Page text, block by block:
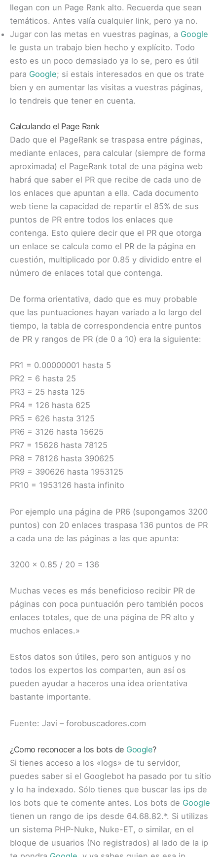
llegan con un Page Rank alto. Recuerda que sean
temáticos. Antes valía cualquier link, pero ya no.
Jugar con las metas en vuestras paginas, a Google
le gusta un trabajo bien hecho y explícito. Todo
esto es un poco demasiado ya lo se, pero es útil
para Google; si estais interesados en que os trate
bien y en aumentar las visitas a vuestras páginas,
lo tendreis que tener en cuenta.
Calculando el Page Rank
Dado que el PageRank se traspasa entre páginas,
mediante enlaces, para calcular (siempre de forma
aproximada) el PageRank total de una página web
habrá que saber el PR que recibe de cada uno de
los enlaces que apuntan a ella. Cada documento
web tiene la capacidad de repartir el 85% de sus
puntos de PR entre todos los enlaces que
contenga. Esto quiere decir que el PR que otorga
un enlace se calcula como el PR de la página en
cuestión, multiplicado por 0.85 y dividido entre el
número de enlaces total que contenga.
De forma orientativa, dado que es muy probable
que las puntuaciones hayan variado a lo largo del
tiempo, la tabla de correspondencia entre puntos
de PR y rangos de PR (de 0 a 10) era la siguiente:
PR1 = 0.00000001 hasta 5
PR2 = 6 hasta 25
PR3 = 25 hasta 125
PR4 = 126 hasta 625
PR5 = 626 hasta 3125
PR6 = 3126 hasta 15625
PR7 = 15626 hasta 78125
PR8 = 78126 hasta 390625
PR9 = 390626 hasta 1953125
PR10 = 1953126 hasta infinito
Por ejemplo una página de PR6 (supongamos 3200
puntos) con 20 enlaces traspasa 136 puntos de PR
a cada una de las páginas a las que apunta:
3200 x 0.85 / 20 = 136
Muchas veces es más beneficioso recibir PR de
páginas con poca puntuación pero también pocos
enlaces totales, que de una página de PR alto y
muchos enlaces.»
Estos datos son útiles, pero son antiguos y no
todos los expertos los comparten, aun así os
pueden ayudar a haceros una idea orientativa
bastante importante.
Fuente: Javi – forobuscadores.com
¿Como reconocer a los bots de Google?
Si tienes acceso a los «logs» de tu servidor,
puedes saber si el Googlebot ha pasado por tu sitio
y lo ha indexado. Sólo tienes que buscar las ips de
los bots que te comente antes. Los bots de Google
tienen un rango de ips desde 64.68.82.*. Si utilizas
un sistema PHP-Nuke, Nuke-ET, o similar, en el
bloque de usuarios (No registrados) al lado de la ip